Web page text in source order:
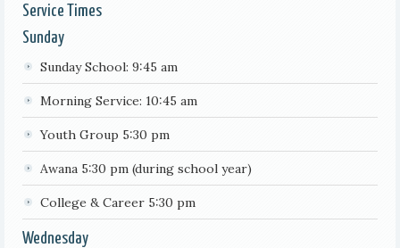
Service Times
Sunday
Sunday School: 9:45 am
Morning Service: 10:45 am
Youth Group 5:30 pm
Awana 5:30 pm (during school year)
College & Career 5:30 pm
Wednesday